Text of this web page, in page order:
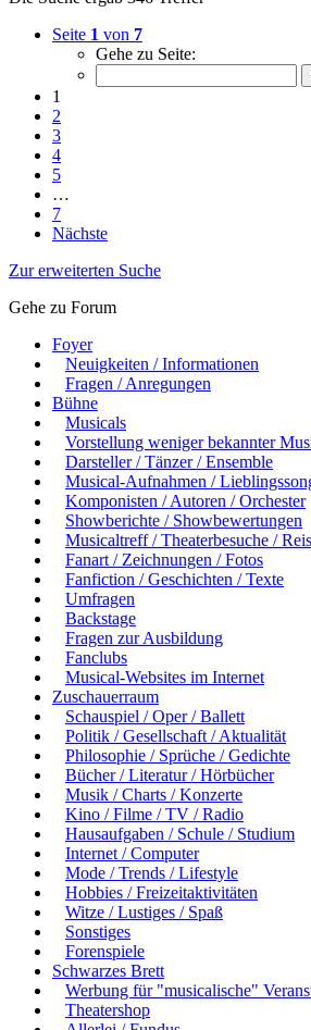
Seite 1 von 7
Gehe zu Seite:
1
2
3
4
5
…
7
Nächste
Zur erweiterten Suche
Gehe zu Forum
Foyer
Neuigkeiten / Informationen
Fragen / Anregungen
Bühne
Musicals
Vorstellung weniger bekannter
Darsteller / Tänzer / Ensemble
Musical-Aufnahmen /
Komponisten / Autoren / Orchester
Showberichte / Showbewertungen
Musicaltreff / Theaterbesuche /
Fanart / Zeichnungen / Fotos
Fanfiction / Geschichten / Texte
Umfragen
Backstage
Fragen zur Ausbildung
Fanclubs
Musical-Websites im Internet
Zuschauerraum
Schauspiel / Oper / Ballett
Politik / Gesellschaft / Aktualität
Philosophie / Sprüche / Gedichte
Bücher / Literatur / Hörbücher
Musik / Charts / Konzerte
Kino / Filme / TV / Radio
Hausaufgaben / Schule / Studium
Internet / Computer
Mode / Trends / Lifestyle
Hobbies / Freizeitaktivitäten
Witze / Lustiges / Spaß
Sonstiges
Forenspiele
Schwarzes Brett
Werbung für "musicalische"
Theatershop